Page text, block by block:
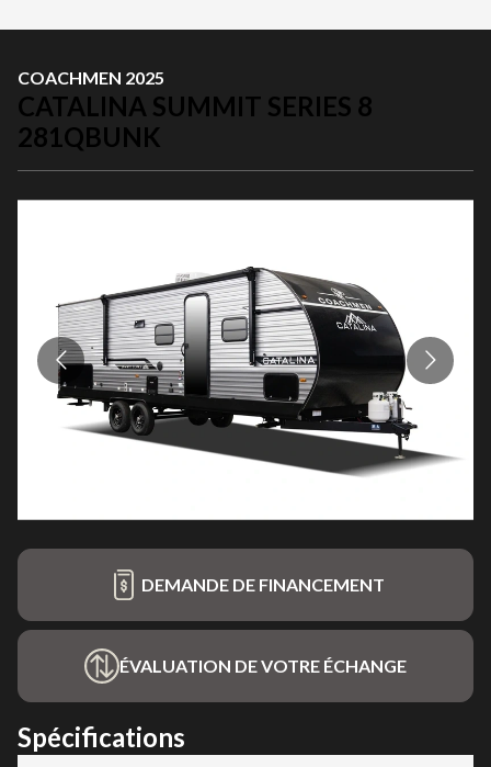
COACHMEN 2025
CATALINA SUMMIT SERIES 8
281QBUNK
DEMANDE DE FINANCEMENT
ÉVALUATION DE VOTRE ÉCHANGE
Spécifications